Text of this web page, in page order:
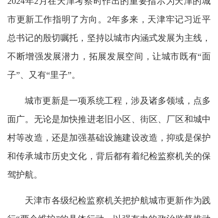
市更新工作指明了方向。2年多来，天津牢记习近平
总书记的殷切嘱托，坚持以城市内涵式发展为主线，
不断增强发展潜力，拓展发展空间，让城市既有“面
子”、又有“里子”。
城市更新是一项系统工程，涉及诸多领域，点多
面广。无论是加快推进老旧小区、街区、厂区和城中
村等改造，还是加强基础设施建设改造，抑或是保护
和传承城市历史文化，背后都有着纪检监察机关的保
驾护航。
天津市各级纪检监察机关把护航城市更新作为践